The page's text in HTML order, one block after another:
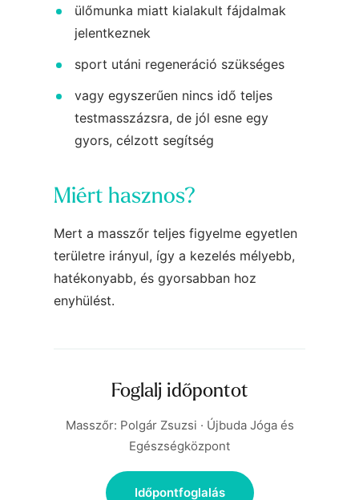
ülőmunka miatt kialakult fájdalmak
jelentkeznek
sport utáni regeneráció szükséges
vagy egyszerűen nincs idő teljes
testmasszázsra, de jól esne egy
gyors, célzott segítség
Miért hasznos?
Mert a masszőr teljes figyelme egyetlen
területre irányul, így a kezelés mélyebb,
hatékonyabb, és gyorsabban hoz
enyhülést.
Foglalj időpontot
Masszőr: Polgár Zsuzsi · Újbuda Jóga és
Egészségközpont
Időpontfoglalás